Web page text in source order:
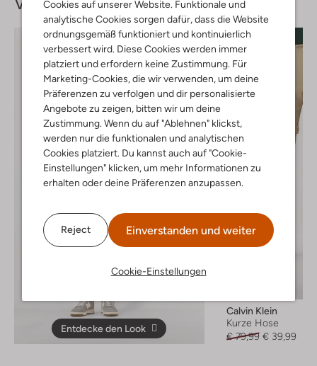
Cookies auf unserer Website. Funktionale und
analytische Cookies sorgen dafür, dass die Website
ordnungsgemäß funktioniert und kontinuierlich
verbessert wird. Diese Cookies werden immer
platziert und erfordern keine Zustimmung. Für
Marketing-Cookies, die wir verwenden, um deine
Präferenzen zu verfolgen und dir personalisierte
Angebote zu zeigen, bitten wir um deine
Zustimmung. Wenn du auf "Ablehnen" klickst,
werden nur die funktionalen und analytischen
Cookies platziert. Du kannst auch auf "Cookie-
Einstellungen" klicken, um mehr Informationen zu
erhalten oder deine Präferenzen anzupassen.
Reject Einverstanden und weiter
Cookie-Einstellungen
Entdecke den Look
Calvin Klein
Kurze Hose
€ 79,99 € 39,99